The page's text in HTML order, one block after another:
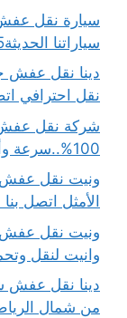
سيارة نقل
سياراتنا الحديثة15%خصم فوري..اتصل بنا
نقل احترافي
100%..سرعة وأمان اتصل بنا الان
الأمثل اتصل بنا
وانيت لنقل
من شمال الرياض